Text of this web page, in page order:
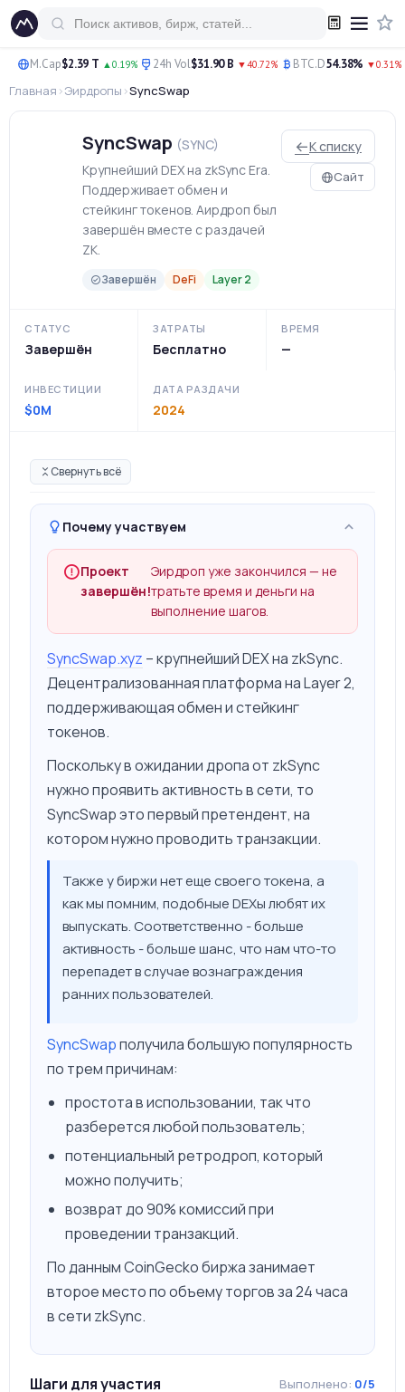
Перейти
контенту
M.Cap$2.39 T ▲0.19% 24h Vol$31.90 B ▼40.72% BTC.D54.38% ▼0.31%
Главная ›Эирдропы ›SyncSwap
SyncSwap (SYNC)
Крупнейший DEX на zkSync Era.
Поддерживает обмен и
стейкинг токенов. Аирдроп был
завершён вместе с раздачей
ZK.
Завершён DeFi Layer 2
К списку
Сайт
СТАТУС
Завершён
ЗАТРАТЫ
Бесплатно
ВРЕМЯ
—
ИНВЕСТИЦИИ
$0M
ДАТА РАЗДАЧИ
2024
Свернуть всё
Почему участвуем
Проект
завершён!
Эирдроп уже закончился — не
тратьте время и деньги на
выполнение шагов.
SyncSwap.xyz – крупнейший DEX на zkSync.
Децентрализованная платформа на Layer 2,
поддерживающая обмен и стейкинг
токенов.
Поскольку в ожидании дропа от zkSync
нужно проявить активность в сети, то
SyncSwap это первый претендент, на
котором нужно проводить транзакции.
Также у биржи нет еще своего токена, а
как мы помним, подобные DEXы любят их
выпускать. Соответственно - больше
активность - больше шанс, что нам что-то
перепадет в случае вознаграждения
ранних пользователей.
SyncSwapполучила большую популярность
по трем причинам:
простота в использовании, так что
разберется любой пользователь;
потенциальный ретродроп, который
можно получить;
возврат до 90% комиссий при
проведении транзакций.
По данным CoinGecko биржа занимает
второе место по объему торгов за 24 часа
в сети zkSync.
Шаги для участия Выполнено: 0/5